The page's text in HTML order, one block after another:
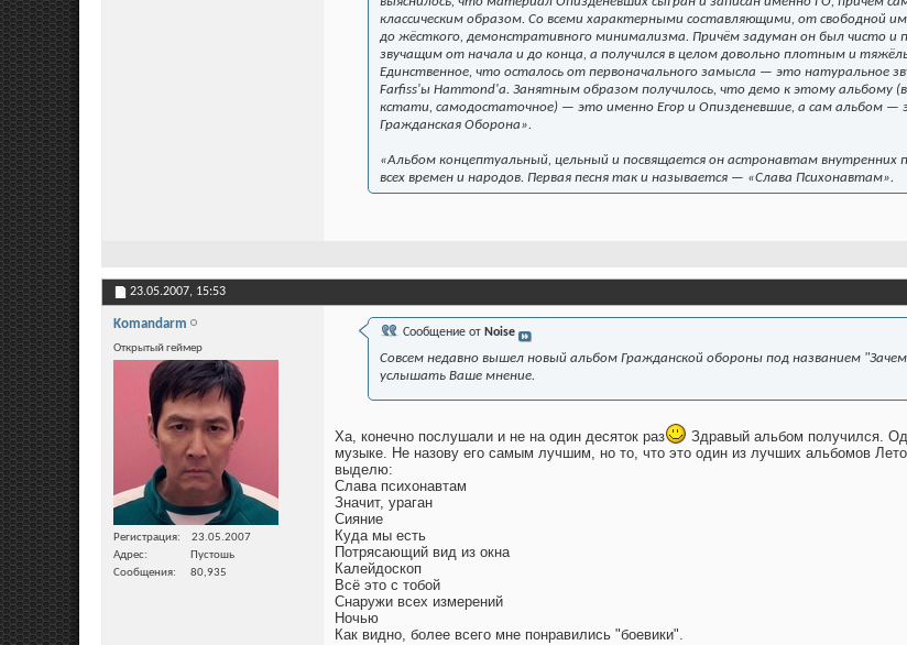
классическим образом. Со всеми характерными составляющими, от свободной
до жёсткого, демонстративного минимализма. Причём задуман он был чисто и
звучащим от начала и до конца, а получился в целом довольно плотным и
Единственное, что осталось от первоначального замысла — это натуральное
Farfiss'ы Hammond'а. Занятным образом получилось, что демо к этому альбому
кстати, самодостаточное) — это именно Егор и Опизденевшие, а сам альбом —
Гражданская Оборона».
«Альбом концептуальный, цельный и посвящается он астронавтам внутренних
всех времен и народов. Первая песня так и называется — «Слава Психонавтам».
23.05.2007, 15:53
Komandarm
Открытый геймер
Регистрация
23.05.2007
Адрес
Пустошь
Сообщения
80,935
Сообщение от Noise
Совсем недавно вышел новый альбом Гражданской обороны под названием
услышать Ваше мнение.
Ха, конечно послушали и не на один десяток раз
Здравый альбом получился.
музыке. Не назову его самым лучшим, но то, что это один из лучших альбомов
выделю:
Слава психонавтам
Значит, ураган
Сияние
Куда мы есть
Потрясающий вид из окна
Калейдоскоп
Всё это с тобой
Снаружи всех измерений
Ночью
Как видно, более всего мне понравились "боевики".